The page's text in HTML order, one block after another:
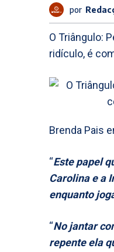
por
O Triângulo:
ridículo, é
Brenda Pais
“Este papel
Carolina e a
enquanto
“No jantar
repente ela